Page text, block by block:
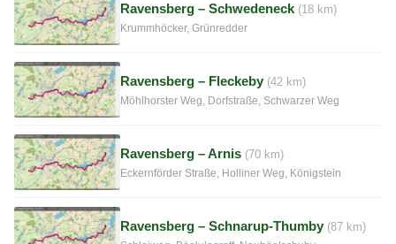
Ravensberg – Schwedeneck (18 km)
Krummhöcker, Grünredder
Ravensberg – Fleckeby (42 km)
Möhlhorster Weg, Dorfstraße, Schwarzer Weg
Ravensberg – Arnis (70 km)
Eckernförder Straße, Holliner Weg, Königstein
Ravensberg – Schnarup-Thumby (87 km)